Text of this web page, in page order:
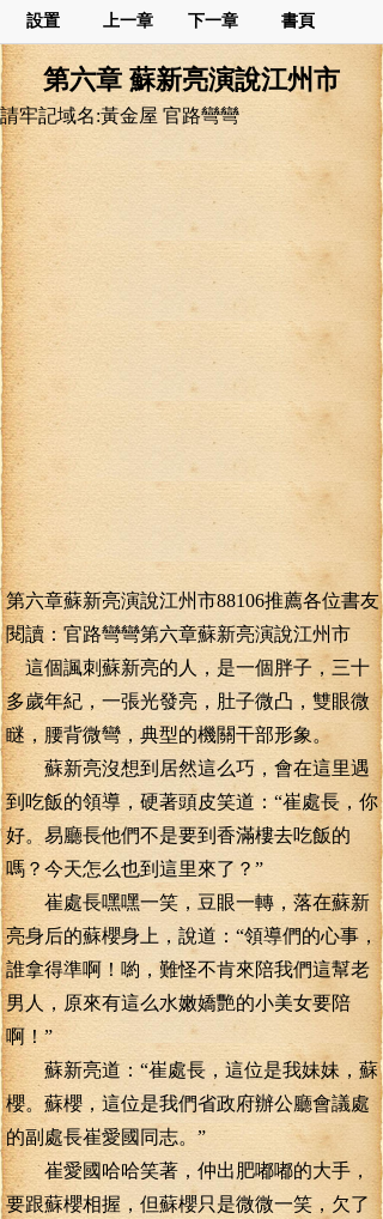
設置 上一章 下一章 書頁
第六章 蘇新亮演說江州市
請牢記域名:黃金屋 官路彎彎
第六章蘇新亮演說江州市88106推薦各位書友
閱讀：官路彎彎第六章蘇新亮演說江州市
這個諷刺蘇新亮的人，是一個胖子，三十
多歲年紀，一張光發亮，肚子微凸，雙眼微
瞇，腰背微彎，典型的機關干部形象。
蘇新亮沒想到居然這么巧，會在這里遇
到吃飯的領導，硬著頭皮笑道：“崔處長，你
好。易廳長他們不是要到香滿樓去吃飯的
嗎？今天怎么也到這里來了？”
崔處長嘿嘿一笑，豆眼一轉，落在蘇新
亮身后的蘇櫻身上，說道：“領導們的心事，
誰拿得準啊！喲，難怪不肯來陪我們這幫老
男人，原來有這么水嫩嬌艷的小美女要陪
啊！”
蘇新亮道：“崔處長，這位是我妹妹，蘇
櫻。蘇櫻，這位是我們省政府辦公廳會議處
的副處長崔愛國同志。”
崔愛國哈哈笑著，仲出肥嘟嘟的大手，
要跟蘇櫻相握，但蘇櫻只是微微一笑，欠了